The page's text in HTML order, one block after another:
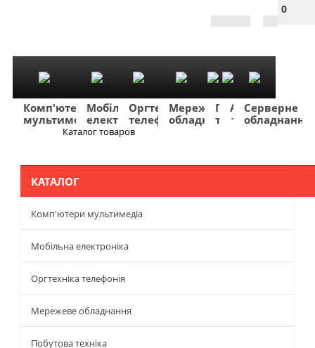
0
Комп'ютери
мультимедіа
Мобільна
електроніка
Оргтехніка
телефонія
Мережеве
обладнання
Побутова
техніка
TV
та
Фото
та
Авто
та
Серверне
обладнання
Каталог товаров
КАТАЛОГ
Комп'ютери мультимедіа
Мобільна електроніка
Оргтехніка телефонія
Мережеве обладнання
Побутова техніка